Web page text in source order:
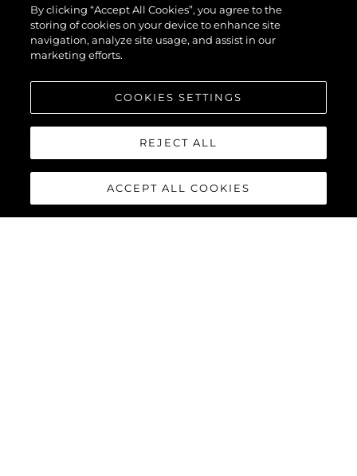
By clicking “Accept All Cookies”, you agree to the
storing of cookies on your device to enhance site
navigation, analyze site usage, and assist in our
marketing efforts.
COOKIES SETTINGS
REJECT ALL
ACCEPT ALL COOKIES